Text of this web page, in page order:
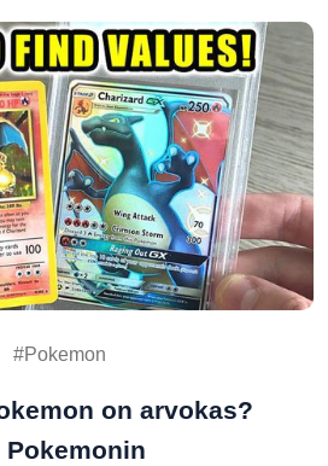
Pokemon
on arvokas?